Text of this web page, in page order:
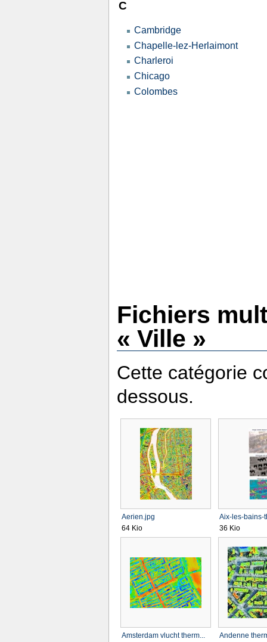
C
Cambridge
Chapelle-lez-Herlaimont
Charleroi
Chicago
Colombes
Fichiers
« Ville »
Cette catégorie
dessous.
Aerien.jpg
64 Kio
Aix-les-bains-
36 Kio
Amsterdam vlucht therm...
Andenne